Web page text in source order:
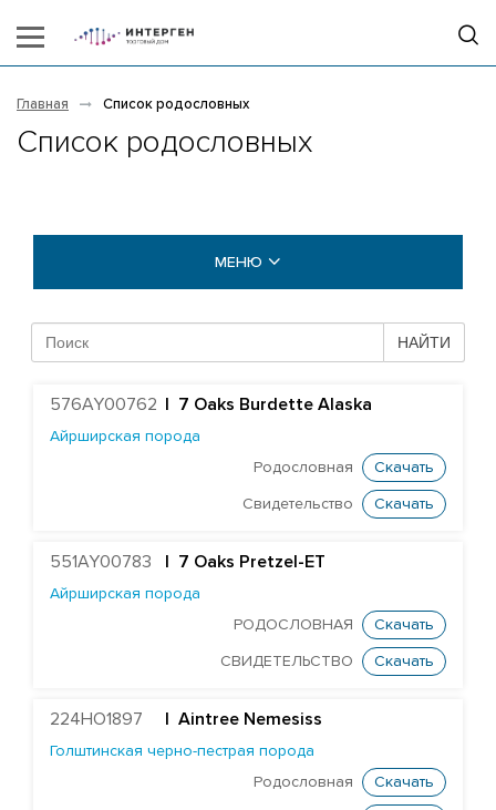
Главная Список родословных
Список родословных
МЕНЮ
Айрширская порода
Британская голубая порода
Голштинская красно-пестрая порода
Голштинская черно-пестрая порода
HighHopes Dr Pepper ET
НАЙТИ
576AY00762 7 Oaks Burdette Alaska
Айрширская порода
Родословная
Скачать
Свидетельство Скачать
551AY00783 | 7 Oaks Pretzel-ET
Айрширская порода
РОДОСЛОВНАЯ
Скачать
СВИДЕТЕЛЬСТВО Скачать
224HO1897 Aintree Nemesiss
Голштинская черно-пестрая порода
Родословная
Скачать